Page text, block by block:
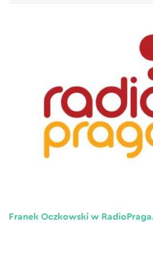
Franek Oczkowski w